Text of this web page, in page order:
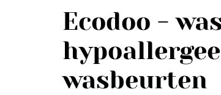
Ecodoo -
wasbeurten